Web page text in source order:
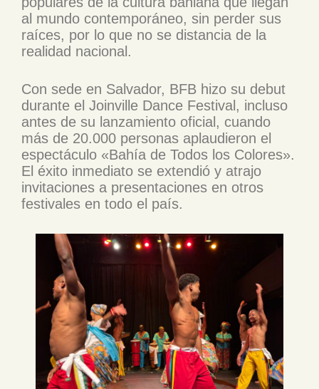
al mundo contemporáneo, sin perder sus
raíces, por lo que no se distancia de la
realidad nacional.
Con sede en Salvador, BFB hizo su debut
durante el Joinville Dance Festival, incluso
antes de su lanzamiento oficial, cuando
más de 20.000 personas aplaudieron el
espectáculo «Bahía de Todos los Colores».
El éxito inmediato se extendió y atrajo
invitaciones a presentaciones en otros
festivales en todo el país.